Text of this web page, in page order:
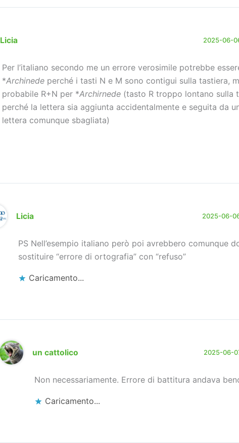
Licia 2025-06-
Per l’italiano secondo me un errore verosimile potrebbe
*Archinede perché i tasti N e M sono contigui sulla tastiera,
probabile R+N per *Archirnede (tasto R troppo lontano sulla
perché la lettera sia aggiunta accidentalmente e seguita da
lettera comunque sbagliata)
Licia 2025-06-
PS Nell’esempio italiano però poi avrebbero comunque
sostituire “errore di ortografia” con “refuso”
Caricamento...
un cattolico 2025-06-
Non necessariamente. Errore di battitura andava
Caricamento...